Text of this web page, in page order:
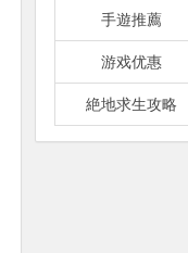
手遊推薦
游戏优惠
絶地求生攻略